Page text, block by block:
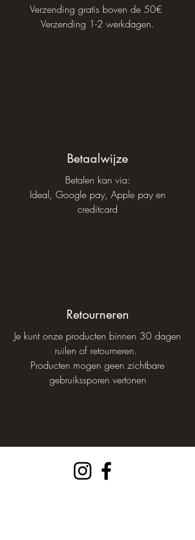
Verzending gratis boven de 50€
Verzending 1-2 werkdagen.
Betaalwijze
Betalen kan via:
Ideal, Google pay, Apple pay en
creditcard
Retourneren
Je kunt onze producten binnen 30 dagen
ruilen of retourneren.
Producten mogen geen zichtbare
gebruikssporen vertonen​